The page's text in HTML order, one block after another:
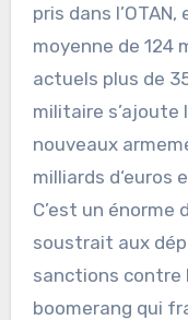
pris dans
moyenne de 124
actuels plus de
militaire s’ajoute
nouveaux
milliards d‘euros
C’est un énorme
soustrait aux
sanctions contre
boomerang qui